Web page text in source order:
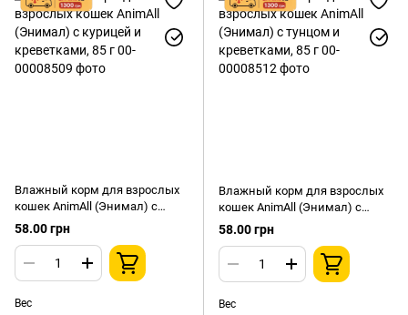
Влажный корм для взрослых
кошек AnimAll (Энимал) с
курицей и креветками, 85 г
58.00 грн
Вес
Влажный корм для взрослых
кошек AnimAll (Энимал) с
тунцом и креветками, 85 г
58.00 грн
Вес